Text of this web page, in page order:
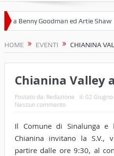
a Benny Goodman ed Artie Shaw
HOME EVENTI CHIANINA
Chianina Valley
Postato da: Redazione il: 02 Giugno
Nessun commento
Il Comune di Sinalunga e
Chianina invitano la S.V.,
partire dalle ore 9:30, al